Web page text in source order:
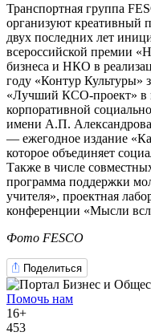
Транспортная группа
организуют креативный
двух последних лет
всероссийской премии
бизнеса и НКО в
году «Контур Культуры»
«Лучший КСО-проект» в
корпоративной
имени А.П.
— ежегодное издание
которое объединяет
Также в числе
программа поддержки
учителя», проектная
конференции «Мысли
Фото FESCO
Поделиться
Помочь нам
16+
453